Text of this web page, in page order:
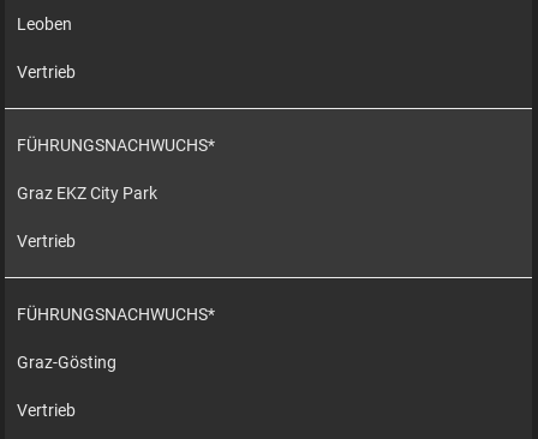
Leoben
Vertrieb
FÜHRUNGSNACHWUCHS*
Graz EKZ City Park
Vertrieb
FÜHRUNGSNACHWUCHS*
Graz-Gösting
Vertrieb